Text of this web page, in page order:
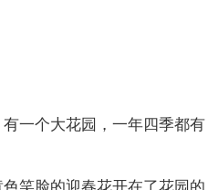
一个大花园，一年四季都有